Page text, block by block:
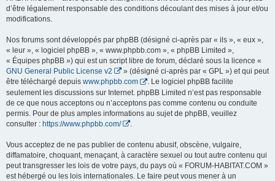
d’être légalement responsable des conditions découlant des mises à jour et/ou
modifications.
Nos forums sont développés par phpBB (désigné ci-après par « ils », « eux »,
« leur », « logiciel phpBB », « www.phpbb.com », « phpBB Limited »,
« Équipes phpBB ») qui est un script libre de forum, déclaré sous la licence «
GNU General Public License v2
» (désigné ci-après par « GPL ») et qui peut
être téléchargé depuis www.phpbb.com
. Le logiciel phpBB facilite
seulement les discussions sur Internet. phpBB Limited n’est pas responsable
de ce que nous acceptons ou n’acceptons pas comme contenu ou conduite
permis. Pour de plus amples informations au sujet de phpBB, veuillez
consulter : https://www.phpbb.com/
Vous acceptez de ne pas publier de contenu abusif, obscène, vulgaire,
diffamatoire, choquant, menaçant, à caractère sexuel ou tout autre contenu qui
peut transgresser les lois de votre pays, du pays où « FORUM-HABITAT.COM »
est hébergé ou les lois internationales. Le faire peut vous mener à un